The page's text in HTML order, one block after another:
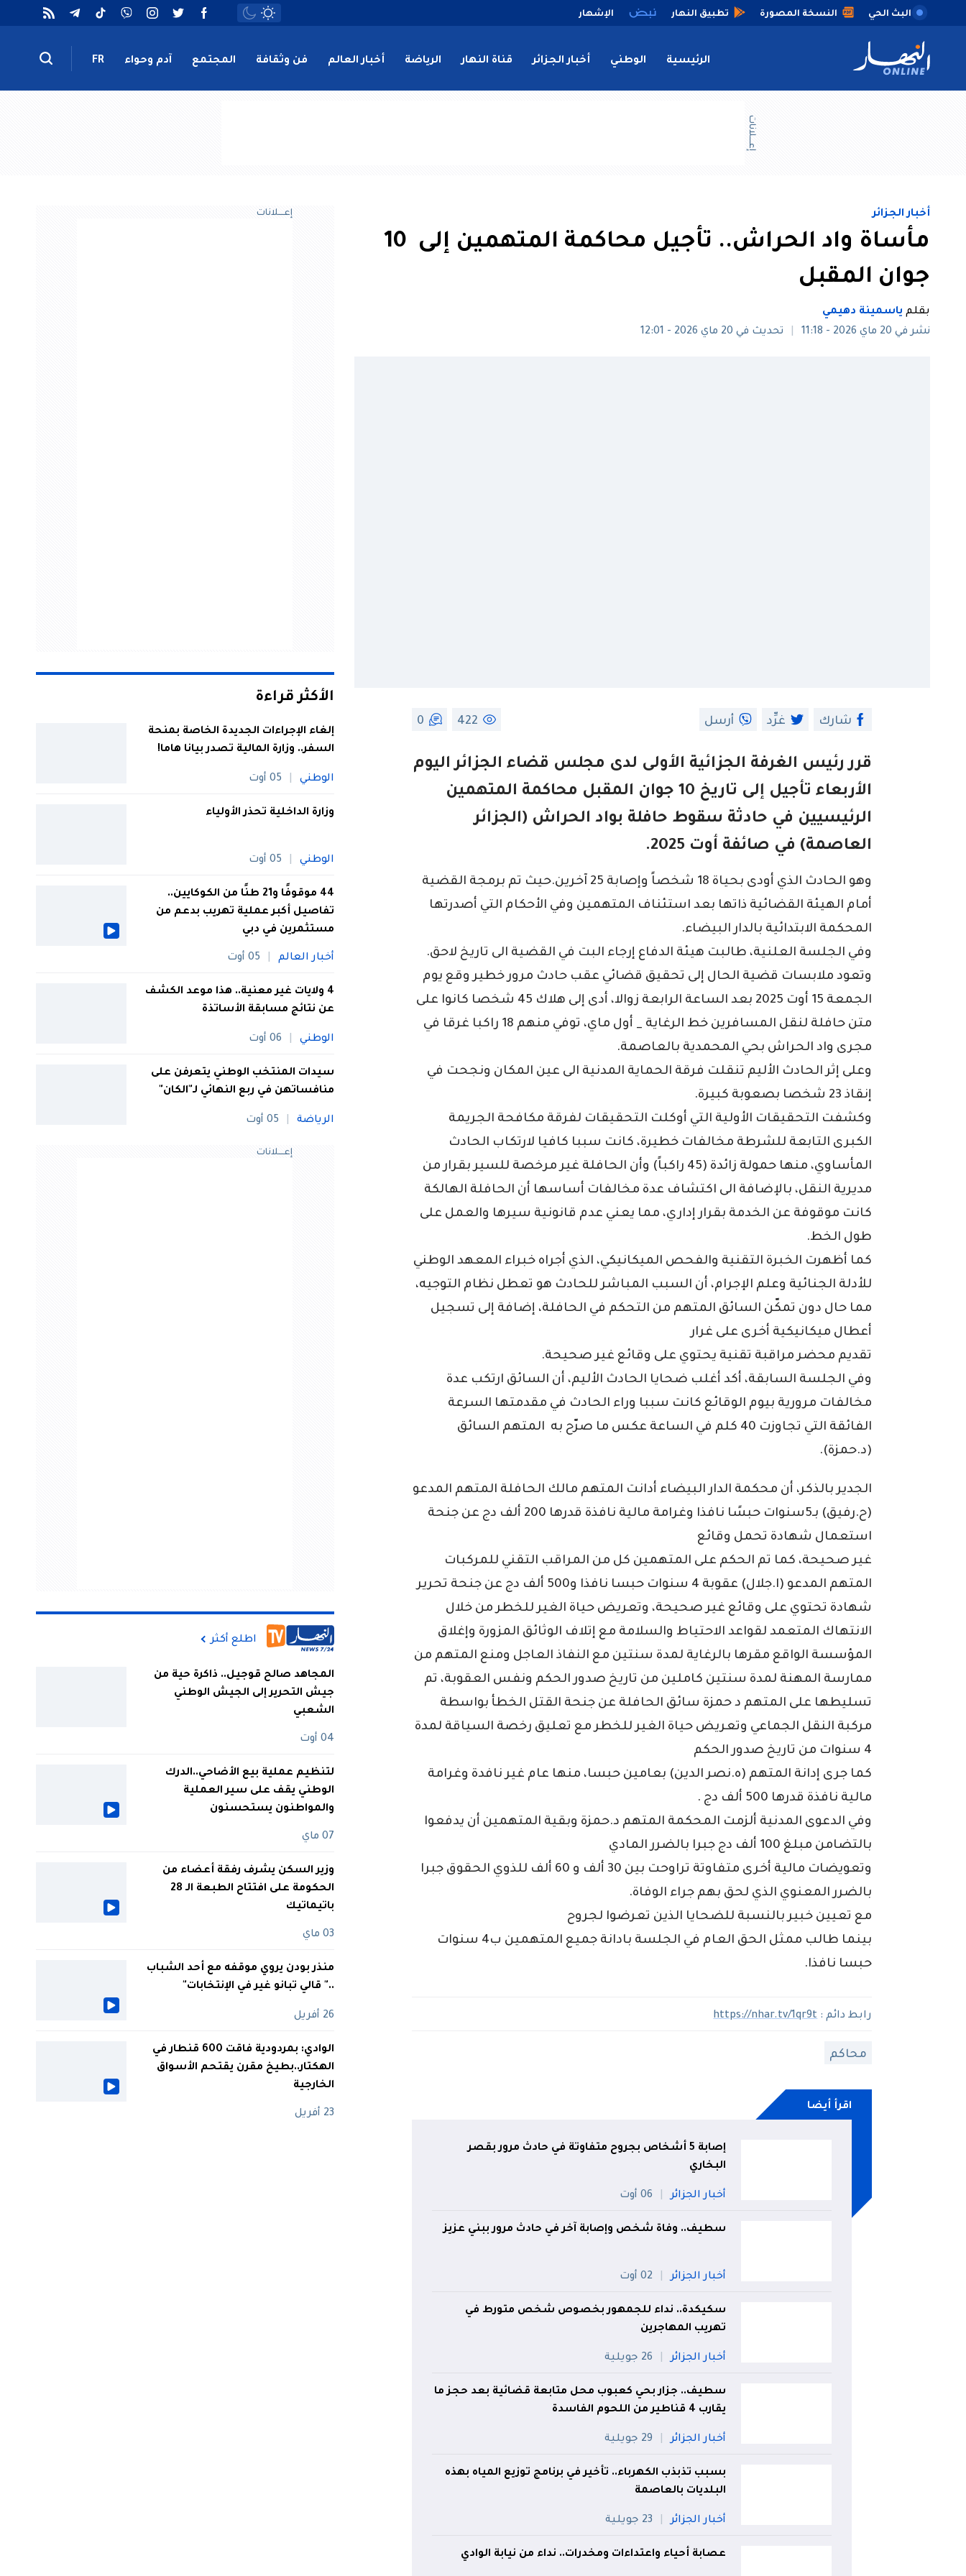
البث الحي النسخة المصورة تطبيق النهار الإشهار
الرئيسية الوطني أخبار الجزائر قناة النهار الرياضة أخبار العالم فن وثقافة المجتمع آدم وحواء FR
إعــــلانات
أخبار الجزائر
مأساة واد الحراش.. تأجيل محاكمة المتهمين إلى 10
جوان المقبل
بقلم ياسمينة دهيمي
نشر في 20 ماي 2026 - 11:18
تحديث في 20 ماي 2026 - 12:01
شارك غرِّد أرسل 422
0
قرر رئيس الغرفة الجزائية الأولى لدى مجلس قضاء الجزائر اليوم
الأربعاء تأجيل إلى تاريخ 10 جوان المقبل محاكمة المتهمين
الرئيسيين في حادثة سقوط حافلة بواد الحراش (الجزائر
العاصمة) في صائفة أوت 2025.
وهو الحادث الذي أودى بحياة 18 شخصاً وإصابة 25 آخرين.حيث تم برمجة القضية
أمام الهيئة القضائية ذاتها بعد استئناف المتهمين وفي الأحكام التي أصدرتها
المحكمة الابتدائية بالدار البيضاء.
وفي الجلسة العلنية، طالبت هيئة الدفاع إرجاء البت في القضية الى تاريخ لاحق.
وتعود ملابسات قضية الحال إلى تحقيق قضائي عقب حادث مرور خطير وقع يوم
الجمعة 15 أوت 2025 بعد الساعة الرابعة زوالا، أدى إلى هلاك 45 شخصا كانوا على
متن حافلة لنقل المسافرين خط الرغاية _ أول ماي، توفي منهم 18 راكبا غرقا في
مجرى واد الحراش بحي المحمدية بالعاصمة.
وعلى إثر الحادث الأليم تنقلت فرقة الحماية المدنية الى عين المكان ونجحت في
إنقاذ 23 شخصا بصعوبة كبيرة.
وكشفت التحقيقات الأولية التي أوكلت التحقيقات لفرقة مكافحة الجريمة
الكبرى التابعة للشرطة مخالفات خطيرة، كانت سببا كافيا لارتكاب الحادث
المأساوي، منها حمولة زائدة (45 راكباً) وأن الحافلة غير مرخصة للسير بقرار من
مديرية النقل، بالإضافة الى اكتشاف عدة مخالفات أساسها أن الحافلة الهالكة
كانت موقوفة عن الخدمة بقرار إداري، مما يعني عدم قانونية سيرها والعمل على
طول الخط.
كما أظهرت الخبرة التقنية والفحص الميكانيكي، الذي أجراه خبراء المعهد الوطني
للأدلة الجنائية وعلم الإجرام، أن السبب المباشر للحادث هو تعطل نظام التوجيه،
مما حال دون تمكّن السائق المتهم من التحكم في الحافلة، إضافة إلى تسجيل
أعطال ميكانيكية أخرى على غرار
تقديم محضر مراقبة تقنية يحتوي على وقائع غير صحيحة.
وفي الجلسة السابقة، أكد أغلب ضحايا الحادث الأليم، أن السائق ارتكب عدة
مخالفات مرورية بيوم الوقائع كانت سببا وراء الحادث في مقدمتها السرعة
الفائقة التي تجاوزت 40 كلم في الساعة عكس ما صرّح به المتهم السائق
(د.حمزة).
الجدير بالذكر، أن محكمة الدار البيضاء أدانت المتهم مالك الحافلة المتهم المدعو
(ح.رفيق) بـ5سنوات حبسًا نافذا وغرامة مالية نافذة قدرها 200 ألف دج عن جنحة
استعمال شهادة تحمل وقائع
غير صحيحة، كما تم الحكم على المتهمين كل من المراقب التقني للمركبات
المتهم المدعو (ا.جلال) عقوبة 4 سنوات حبسا نافذا و500 ألف دج عن جنحة تحرير
شهادة تحتوي على وقائع غير صحيحة، وتعريض حياة الغير للخطر من خلال
الانتهاك المتعمد لقواعد الاحتياط والسلامة مع إتلاف الوثائق المزورة وإغلاق
المؤسسة الواقع مقرها بالرغاية لمدة سنتين مع النفاذ العاجل ومنع المتهم من
ممارسة المهنة لمدة سنتين كاملين من تاريخ صدور الحكم ونفس العقوبة، تم
تسليطها على المتهم د حمزة سائق الحافلة عن جنحة القتل الخطأ بواسطة
مركبة النقل الجماعي وتعريض حياة الغير للخطر مع تعليق رخصة السياقة لمدة
4 سنوات من تاريخ صدور الحكم
كما جرى إدانة المتهم (ه.نصر الدين) بعامين حبسا، منها عام غير نافدة وغرامة
مالية نافذة قدرها 500 ألف دج .
وفي الدعوى المدنية ألزمت المحكمة المتهم د.حمزة وبقية المتهمين أن يدفعوا
بالتضامن مبلغ 100 ألف دج جبرا بالضرر المادي
وتعويضات مالية أخرى متفاوتة تراوحت بين 30 ألف و 60 ألف للذوي الحقوق جبرا
بالضرر المعنوي الذي لحق بهم جراء الوفاة.
مع تعيين خبير بالنسبة للضحايا الذين تعرضوا لجروح
بينما طالب ممثل الحق العام في الجلسة بادانة جميع المتهمين ب4 سنوات
حبسا نافذا.
رابط دائم :https://nhar.tv/1qr9t
محاكم
اقرأ أيضا
إصابة 5 أشخاص بجروح متفاوتة في حادث مرور بقصر
البخاري
أخبار الجزائر 06 أوت
سطيف.. وفاة شخص وإصابة آخر في حادث مرور ببني عزيز
أخبار الجزائر 02 أوت
سكيكدة.. نداء للجمهور بخصوص شخص متورط في
تهريب المهاجرين
أخبار الجزائر 26 جويلية
سطيف.. جزار بحي كعبوب محل متابعة قضائية بعد حجز ما
يقارب 4 قناطير من اللحوم الفاسدة
أخبار الجزائر 29 جويلية
بسبب تذبذب الكهرباء.. تأخير في برنامج توزيع المياه بهذه
البلديات بالعاصمة
أخبار الجزائر 23 جويلية
عصابة أحياء واعتداءات ومخدرات.. نداء من نيابة الوادي
إعــــلانات
الأكثر قراءة
إلغاء الإجراءات الجديدة الخاصة بمنحة
السفر.. وزارة المالية تصدر بيانا هاما!
الوطني 05 أوت
وزارة الداخلية تحذر الأولياء
الوطني 05 أوت
44 موقوفًا و21 طنًا من الكوكايين..
تفاصيل أكبر عملية تهريب بدعم من
مستثمرين في دبي
أخبار العالم 05 أوت
4 ولايات غير معنية.. هذا موعد الكشف
عن نتائج مسابقة الأساتذة
الوطني 06 أوت
سيدات المنتخب الوطني يتعرفن على
منافساتهن في ربع النهائي لـ"الكان"
الرياضة 05 أوت
إعــــلانات
اطلع أكثر
المجاهد صالح قوجيل.. ذاكرة حية من
جيش التحرير إلى الجيش الوطني
الشعبي
04 أوت
لتنظيم عملية بيع الأضاحي..الدرك
الوطني يقف على سير العملية
والمواطنون يستحسنون
07 ماي
وزير السكن يشرف رفقة أعضاء من
الحكومة على افتتاح الطبعة الـ 28
باتيماتيك
03 ماي
منذر بودن يروي موقفه مع أحد الشباب
.." قالي تبانو غير في الإنتخابات"
26 أفريل
الوادي: بمردودية فاقت 600 قنطار في
الهكتار..بطيخ مقرن يقتحم الأسواق
الخارجية
23 أفريل